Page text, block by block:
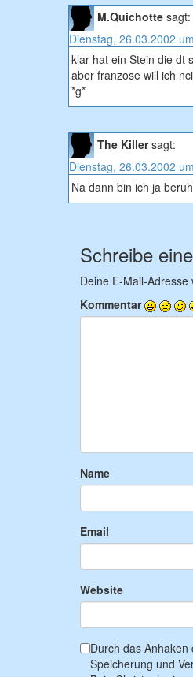
M.Quichotte sagt:
Dienstag, 26.03.2002
klar hat ein Stein die dt
aber franzose will ich
*g*
The Killer sagt:
Dienstag, 26.03.2002
Na dann bin ich ja
Schreibe
Deine E-Mail-
Kommentar
Name
Email
Website
Durch das
Speicherung und